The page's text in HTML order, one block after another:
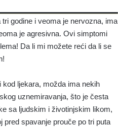
godine i veoma je nervozna, ima
je agresivna. Ovi simptomi
Da li mi možete reći da li se
ljekara, možda ima nekih
uznemiravanja, što je česta
sa ljudskim i životinjskim likom,
pred spavanje prouče po tri puta